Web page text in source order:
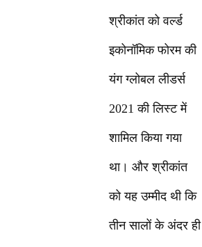
श्रीकांत को वर्ल्ड
इकोनॉमिक फोरम की
यंग ग्लोबल लीडर्स
2021 की लिस्ट में
शामिल किया गया
था। और श्रीकांत
को यह उम्मीद थी कि
तीन सालों के अंदर ही